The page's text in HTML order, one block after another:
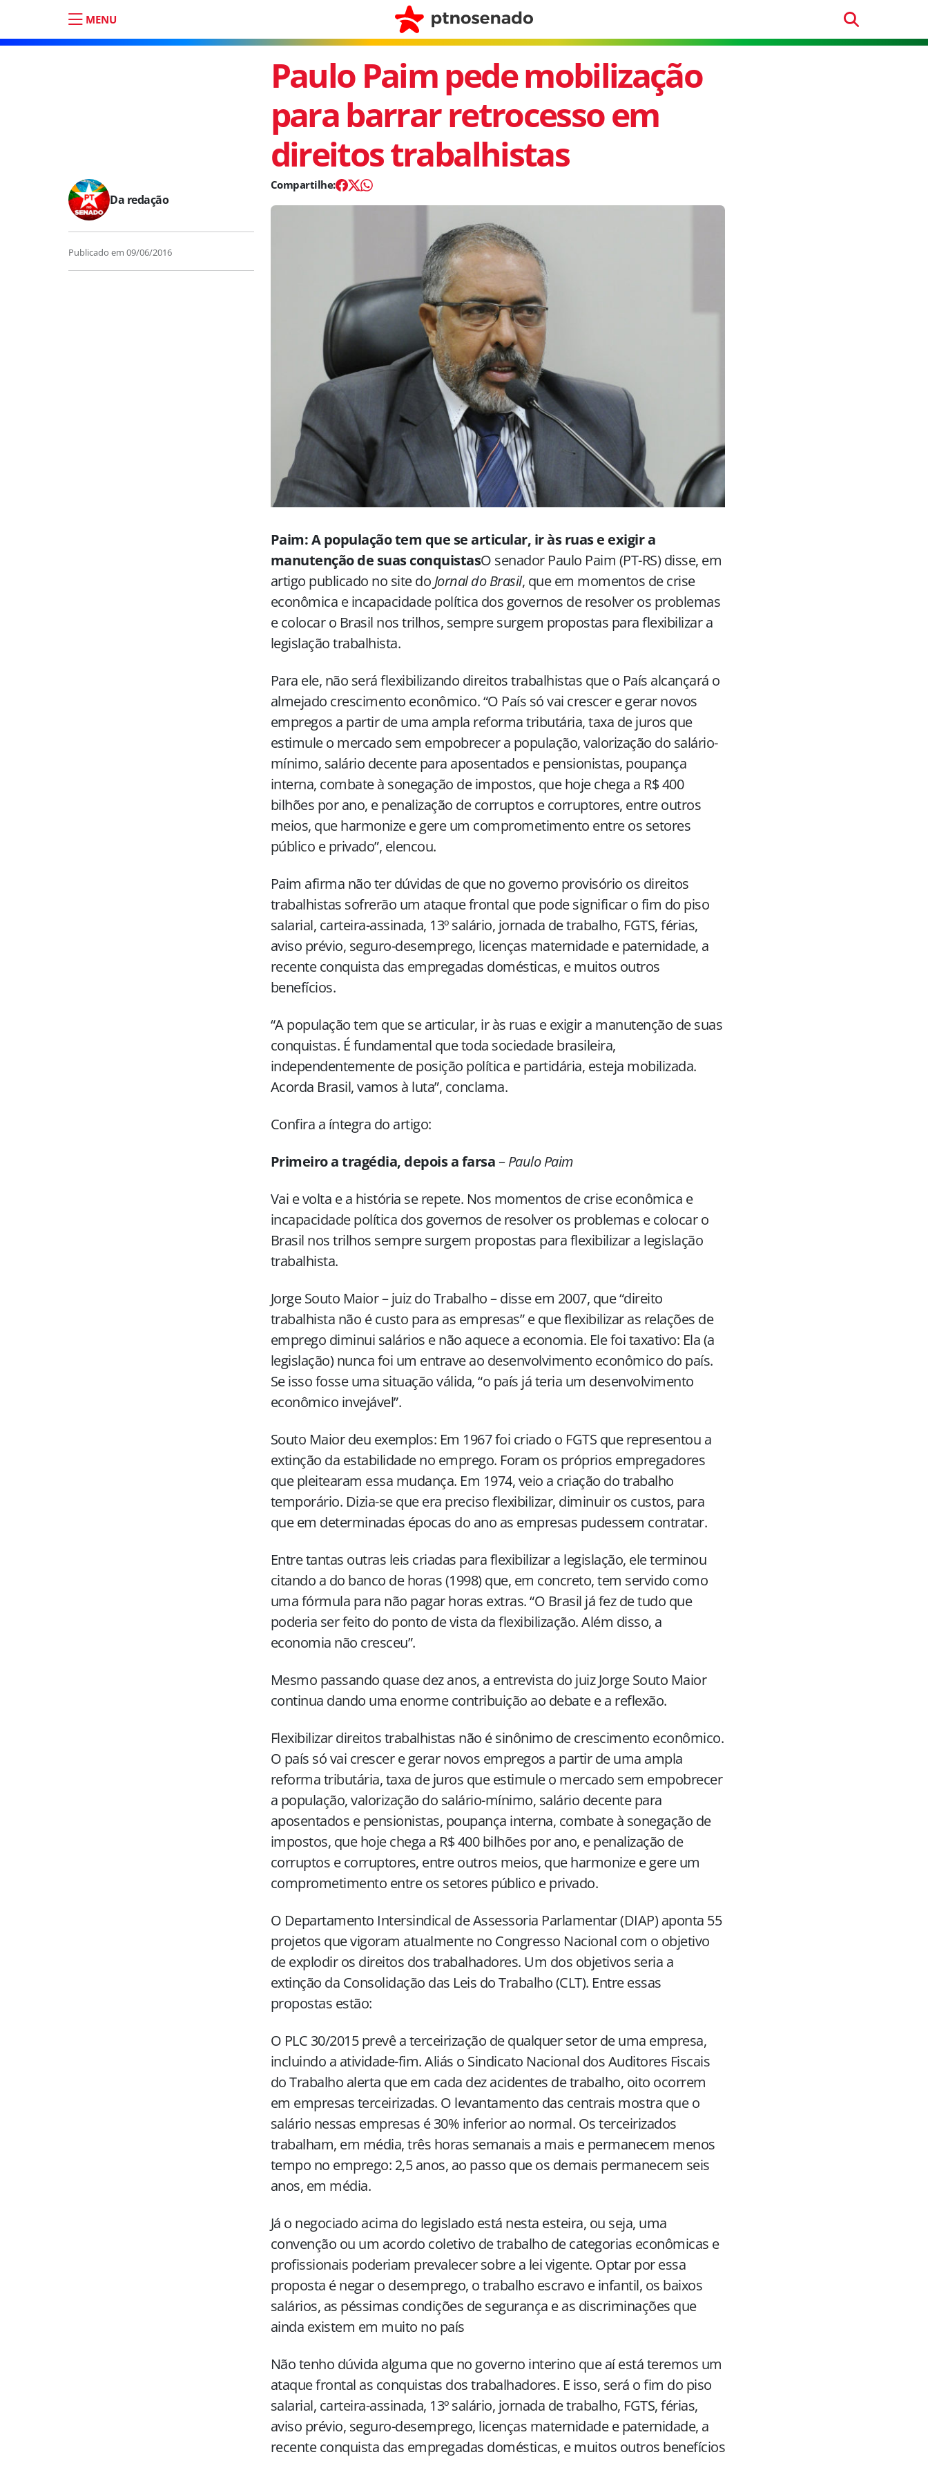
MENU
Paulo Paim pede mobilização
para barrar retrocesso em
direitos trabalhistas
Da redação
Publicado em 09/06/2016
Paim: A população tem que se articular, ir às ruas e exigir a
manutenção de suas conquistasO senador Paulo Paim (PT-RS) disse, em
artigo publicado no site do Jornal do Brasil, que em momentos de crise
econômica e incapacidade política dos governos de resolver os problemas
e colocar o Brasil nos trilhos, sempre surgem propostas para flexibilizar a
legislação trabalhista.
Para ele, não será flexibilizando direitos trabalhistas que o País alcançará o
almejado crescimento econômico. “O País só vai crescer e gerar novos
empregos a partir de uma ampla reforma tributária, taxa de juros que
estimule o mercado sem empobrecer a população, valorização do salário-
mínimo, salário decente para aposentados e pensionistas, poupança
interna, combate à sonegação de impostos, que hoje chega a R$ 400
bilhões por ano, e penalização de corruptos e corruptores, entre outros
meios, que harmonize e gere um comprometimento entre os setores
público e privado”, elencou.
Paim afirma não ter dúvidas de que no governo provisório os direitos
trabalhistas sofrerão um ataque frontal que pode significar o fim do piso
salarial, carteira-assinada, 13º salário, jornada de trabalho, FGTS, férias,
aviso prévio, seguro-desemprego, licenças maternidade e paternidade, a
recente conquista das empregadas domésticas, e muitos outros
benefícios.
“A população tem que se articular, ir às ruas e exigir a manutenção de suas
conquistas. É fundamental que toda sociedade brasileira,
independentemente de posição política e partidária, esteja mobilizada.
Acorda Brasil, vamos à luta”, conclama.
Confira a íntegra do artigo:
Primeiro a tragédia, depois a farsa–Paulo Paim
Vai e volta e a história se repete. Nos momentos de crise econômica e
incapacidade política dos governos de resolver os problemas e colocar o
Brasil nos trilhos sempre surgem propostas para flexibilizar a legislação
trabalhista.
Jorge Souto Maior – juiz do Trabalho – disse em 2007, que “direito
trabalhista não é custo para as empresas” e que flexibilizar as relações de
emprego diminui salários e não aquece a economia. Ele foi taxativo: Ela (a
legislação) nunca foi um entrave ao desenvolvimento econômico do país.
Se isso fosse uma situação válida, “o país já teria um desenvolvimento
econômico invejável”.
Souto Maior deu exemplos: Em 1967 foi criado o FGTS que representou a
extinção da estabilidade no emprego. Foram os próprios empregadores
que pleitearam essa mudança. Em 1974, veio a criação do trabalho
temporário. Dizia-se que era preciso flexibilizar, diminuir os custos, para
que em determinadas épocas do ano as empresas pudessem contratar.
Entre tantas outras leis criadas para flexibilizar a legislação, ele terminou
citando a do banco de horas (1998) que, em concreto, tem servido como
uma fórmula para não pagar horas extras. “O Brasil já fez de tudo que
poderia ser feito do ponto de vista da flexibilização. Além disso, a
economia não cresceu”.
Mesmo passando quase dez anos, a entrevista do juiz Jorge Souto Maior
continua dando uma enorme contribuição ao debate e a reflexão.
Flexibilizar direitos trabalhistas não é sinônimo de crescimento econômico.
O país só vai crescer e gerar novos empregos a partir de uma ampla
reforma tributária, taxa de juros que estimule o mercado sem empobrecer
a população, valorização do salário-mínimo, salário decente para
aposentados e pensionistas, poupança interna, combate à sonegação de
impostos, que hoje chega a R$ 400 bilhões por ano, e penalização de
corruptos e corruptores, entre outros meios, que harmonize e gere um
comprometimento entre os setores público e privado.
O Departamento Intersindical de Assessoria Parlamentar (DIAP) aponta 55
projetos que vigoram atualmente no Congresso Nacional com o objetivo
de explodir os direitos dos trabalhadores. Um dos objetivos seria a
extinção da Consolidação das Leis do Trabalho (CLT). Entre essas
propostas estão:
O PLC 30/2015 prevê a terceirização de qualquer setor de uma empresa,
incluindo a atividade-fim. Aliás o Sindicato Nacional dos Auditores Fiscais
do Trabalho alerta que em cada dez acidentes de trabalho, oito ocorrem
em empresas terceirizadas. O levantamento das centrais mostra que o
salário nessas empresas é 30% inferior ao normal. Os terceirizados
trabalham, em média, três horas semanais a mais e permanecem menos
tempo no emprego: 2,5 anos, ao passo que os demais permanecem seis
anos, em média.
Já o negociado acima do legislado está nesta esteira, ou seja, uma
convenção ou um acordo coletivo de trabalho de categorias econômicas e
profissionais poderiam prevalecer sobre a lei vigente. Optar por essa
proposta é negar o desemprego, o trabalho escravo e infantil, os baixos
salários, as péssimas condições de segurança e as discriminações que
ainda existem em muito no país
Não tenho dúvida alguma que no governo interino que aí está teremos um
ataque frontal as conquistas dos trabalhadores. E isso, será o fim do piso
salarial, carteira-assinada, 13º salário, jornada de trabalho, FGTS, férias,
aviso prévio, seguro-desemprego, licenças maternidade e paternidade, a
recente conquista das empregadas domésticas, e muitos outros benefícios